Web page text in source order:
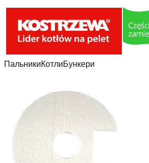
ПальникиКотлиБункери